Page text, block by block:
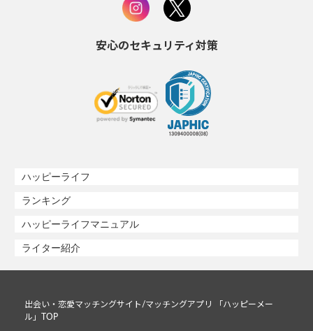
安心のセキュリティ対策
ハッピーライフ
ランキング
ハッピーライフマニュアル
ライター紹介
出会い・恋愛マッチングサイト/マッチングアプリ 「ハッピーメー
ル」TOP